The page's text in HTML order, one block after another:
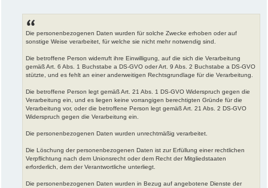
Die personenbezogenen Daten wurden für solche Zwecke erhoben oder auf
sonstige Weise verarbeitet, für welche sie nicht mehr notwendig sind.
Die betroffene Person widerruft ihre Einwilligung, auf die sich die Verarbeitung
gemäß Art. 6 Abs. 1 Buchstabe a DS-GVO oder Art. 9 Abs. 2 Buchstabe a DS-GVO
stützte, und es fehlt an einer anderweitigen Rechtsgrundlage für die Verarbeitung.
Die betroffene Person legt gemäß Art. 21 Abs. 1 DS-GVO Widerspruch gegen die
Verarbeitung ein, und es liegen keine vorrangigen berechtigten Gründe für die
Verarbeitung vor, oder die betroffene Person legt gemäß Art. 21 Abs. 2 DS-GVO
Widerspruch gegen die Verarbeitung ein.
Die personenbezogenen Daten wurden unrechtmäßig verarbeitet.
Die Löschung der personenbezogenen Daten ist zur Erfüllung einer rechtlichen
Verpflichtung nach dem Unionsrecht oder dem Recht der Mitgliedstaaten
erforderlich, dem der Verantwortliche unterliegt.
Die personenbezogenen Daten wurden in Bezug auf angebotene Dienste der